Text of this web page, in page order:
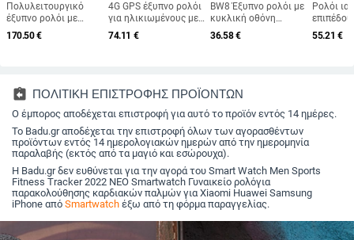
Πολυλειτουργικό
έξυπνο ρολόι με
μέτρηση πίεσης
αίματος,
αδιάβροχο για
κολύμβηση
170.50€
4G GPS έξυπνο ρολόι
για ηλικιωμένους με
παρακολούθηση
παλμών, αρτηριακής
S8/S16H
74.11 €
BW8 Έξυπνο ρολόι με
κυκλική οθόνη
AMOLED, κλήσεις
Bluetooth, αισθητήρες
αυτονομία 7–14
ημερών, ασύρματη
φόρτιση
36.58€
Ρολόι
βελόνα
55.21 €
assignment_return ΠΟΛΙΤΙΚΗ ΕΠΙΣΤΡΟΦΗΣ ΠΡΟΪΟΝΤΩΝ
Ο έμπορος αποδέχεται επιστροφή για αυτό το προϊόν εντός 14 ημέρες.
Το Badu.gr αποδέχεται την επιστροφή όλων των αγορασθέντων
προϊόντων εντός 14 ημερολογιακών ημερών από την ημερομηνία
παραλαβής (εκτός από τα μαγιό και εσώρουχα).
Η Badu.gr δεν ευθύνεται για την αγορά του Smart Watch Men Sports
Fitness Tracker 2022 ΝΕΟ Smartwatch Γυναικείο ρολόγια
παρακολούθησης καρδιακών παλμών για Xiaomi Huawei Samsung
iPhone από Smartwatch έξω από τη φόρμα παραγγελίας.